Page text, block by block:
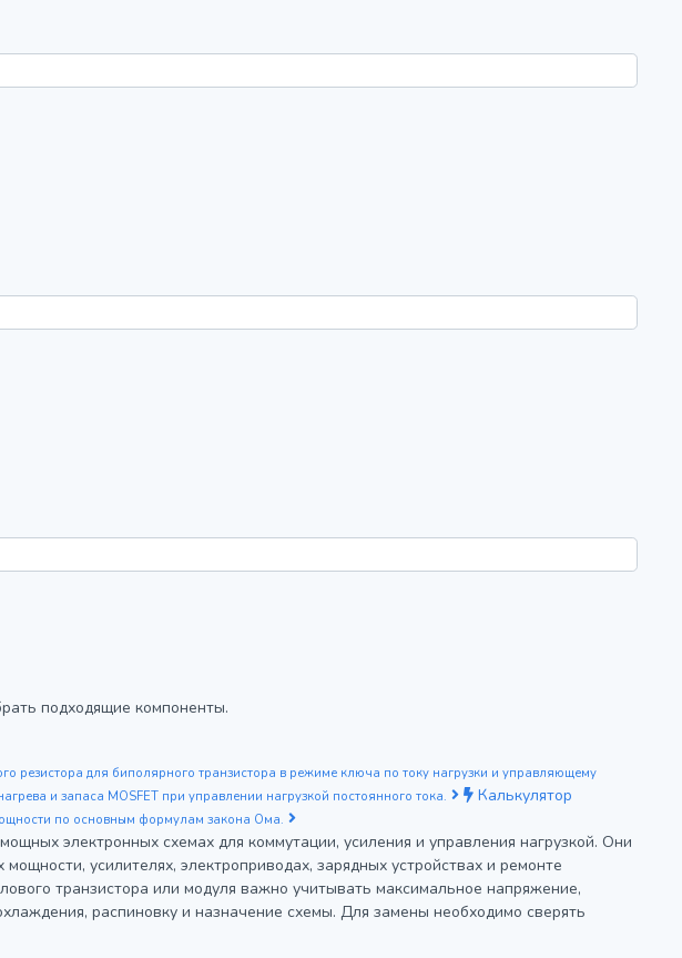
подходящие компоненты.
резистора для биполярного транзистора в режиме ключа по току нагрузки и управляющему
и запаса MOSFET при управлении нагрузкой постоянного тока.
Калькулятор
по основным формулам закона Ома.
электронных схемах для коммутации, усиления и управления нагрузкой. Они
усилителях, электроприводах, зарядных устройствах и ремонте
транзистора или модуля важно учитывать максимальное напряжение,
распиновку и назначение схемы. Для замены необходимо сверять